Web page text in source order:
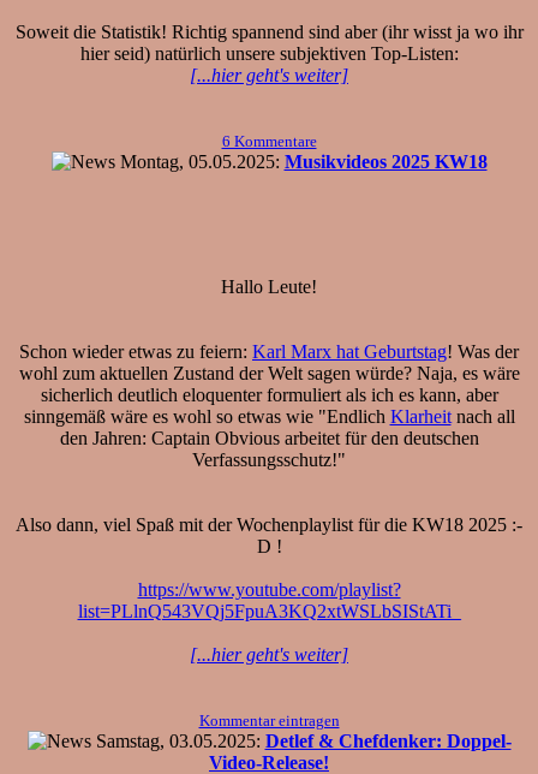
Soweit die Statistik! Richtig spannend sind aber (ihr wisst ja wo ihr
hier seid) natürlich unsere subjektiven Top-Listen:
[...hier geht's weiter]
6 Kommentare
Montag, 05.05.2025: Musikvideos 2025 KW18
Hallo Leute!
Schon wieder etwas zu feiern: Karl Marx hat Geburtstag! Was der
wohl zum aktuellen Zustand der Welt sagen würde? Naja, es wäre
sicherlich deutlich eloquenter formuliert als ich es kann, aber
sinngemäß wäre es wohl so etwas wie "Endlich Klarheitnach all
den Jahren: Captain Obvious arbeitet für den deutschen
Verfassungsschutz!"
Also dann, viel Spaß mit der Wochenplaylist für die KW18 2025 :-
D !
https://www.youtube.com/playlist?
list=PLlnQ543VQj5FpuA3KQ2xtWSLbSIStATi_
[...hier geht's weiter]
Kommentar eintragen
Samstag, 03.05.2025: Detlef & Chefdenker: Doppel-
Video-Release!